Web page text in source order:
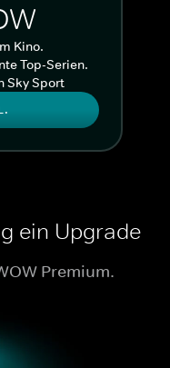
Kino.
Top-Serien.
Sky Sport
ein Upgrade
Premium.